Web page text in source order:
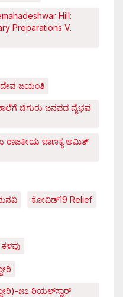
Hill:
Preparations V.
ಜಯಂತಿ
ಚಿಗುರು ಜನಪದ ವೈಭವ
ರಾಜಕೀಯ ಚಾಣಕ್ಯ ಅಮಿತ್
ಮನವಿ ಕೋವಿಡ್‌19 Relief
೫೭ ರಿಯಲ್‌ಸ್ಟಾರ್